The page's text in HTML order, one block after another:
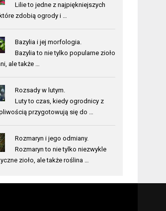
Lilie to jedne z najpiękniejszych
zdobią ogrody i …
Bazylia i jej morfologia.
Bazylia to nie tylko popularne zioło
ale także …
Rozsady w lutym.
Luty to czas, kiedy ogrodnicy z
przygotowują się do …
Rozmaryn i jego odmiany.
Rozmaryn to nie tylko niezwykle
zioło, ale także roślina …